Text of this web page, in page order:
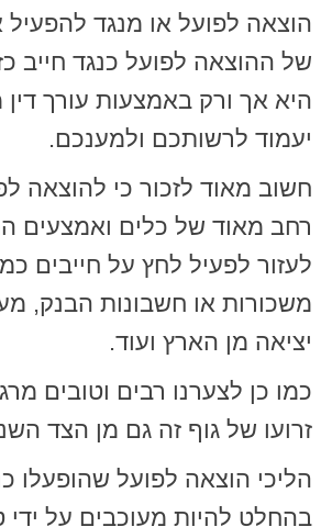
הוצאה לפועל או מנגד להפעיל
של ההוצאה לפועל כנגד חייב
היא אך ורק באמצעות עורך
יעמוד לרשותכם ולמענכם.
חשוב מאוד לזכור כי להוצאה
רחב מאוד של כלים ואמצעים
לעזור לפעיל לחץ על חייבים
משכורות או חשבונות הבנק,
יציאה מן הארץ ועוד.
כמו כן לצערנו רבים וטובים
זרועו של גוף זה גם מן הצד
הליכי הוצאה לפועל שהופעלו
בהחלט להיות מעוכבים על ידי